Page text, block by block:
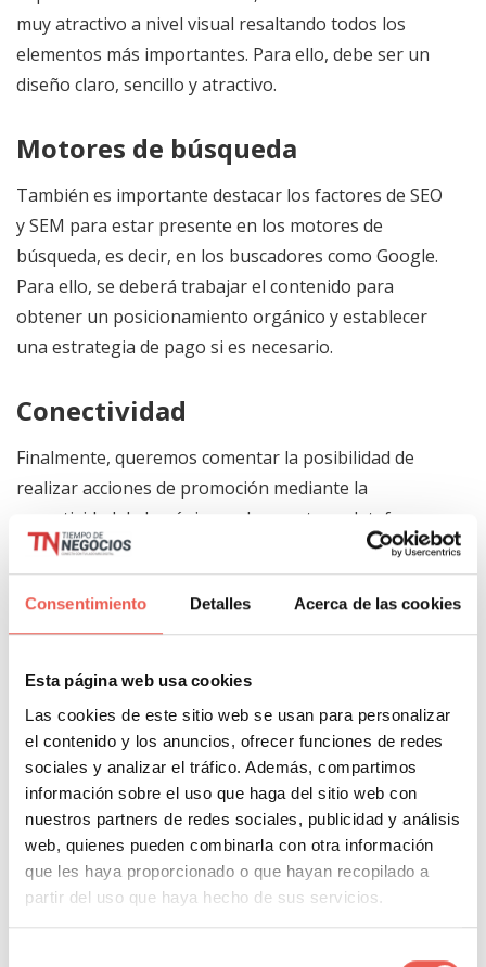
Consentimiento Detalles Acerca de las cookies
Esta página web usa cookies
Las cookies de este sitio web se usan para personalizar
el contenido y los anuncios, ofrecer funciones de redes
sociales y analizar el tráfico. Además, compartimos
información sobre el uso que haga del sitio web con
nuestros partners de redes sociales, publicidad y análisis
web, quienes pueden combinarla con otra información
que les haya proporcionado o que hayan recopilado a
partir del uso que haya hecho de sus servicios.
muy atractivo a nivel visual resaltando todos los
elementos más importantes. Para ello, debe ser un
diseño claro, sencillo y atractivo.
Motores de búsqueda
También es importante destacar los factores de SEO
y SEM para estar presente en los motores de
búsqueda, es decir, en los buscadores como Google.
Para ello, se deberá trabajar el contenido para
obtener un posicionamiento orgánico y establecer
una estrategia de pago si es necesario.
Conectividad
Finalmente, queremos comentar la posibilidad de
realizar acciones de promoción mediante la
conectividad de la página web con otras plataformas
online como lo son las redes sociales.